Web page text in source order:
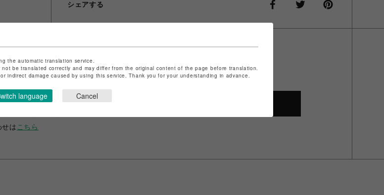
シェアする
屋PARCO
せは こちら
the automatic translation service.
be translated correctly and may differ from the original content of the page before translation.
indirect damage caused by using this service. Thank you for your understanding in advance.
language Cancel